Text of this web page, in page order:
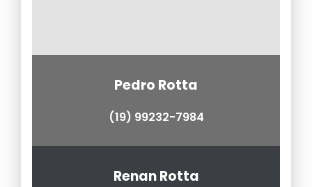
Pedro Rotta
(19) 99232-7984
Renan Rotta